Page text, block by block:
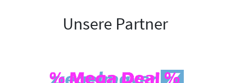
Unsere Partner